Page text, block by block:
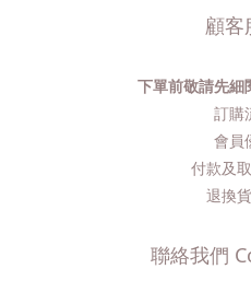
顧客
下單前敬請先細
訂購
會員
付款及
退換
聯絡我們